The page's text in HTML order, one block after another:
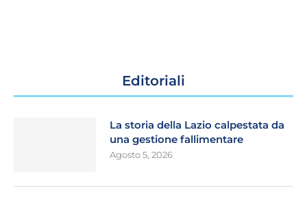
Editoriali
La storia della Lazio calpestata da
una gestione fallimentare
Agosto 5, 2026